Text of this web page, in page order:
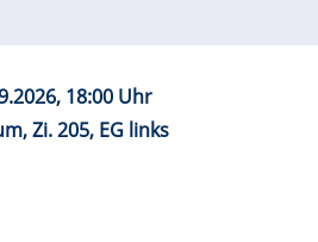
18:00 Uhr
Zi. 205, EG links